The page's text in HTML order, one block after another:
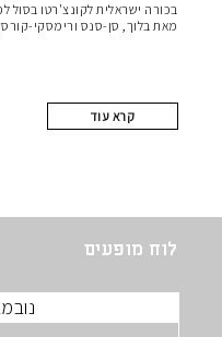
בכורה ישראלית לקונצ'רטו בסול
מאת בלוך, סן-סנס ורימסקי-
קרא עוד
לוח מופעים